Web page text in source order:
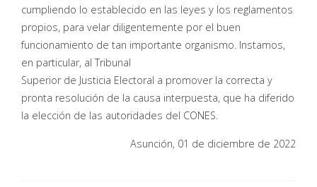
cumpliendo lo establecido en las leyes y los reglamentos
propios, para velar diligentemente por el buen
funcionamiento de tan importante organismo. Instamos,
en particular, al Tribunal
Superior de Justicia Electoral a promover la correcta y
pronta resolución de la causa interpuesta, que ha diferido
la elección de las autoridades del CONES.
Asunción, 01 de diciembre de 2022